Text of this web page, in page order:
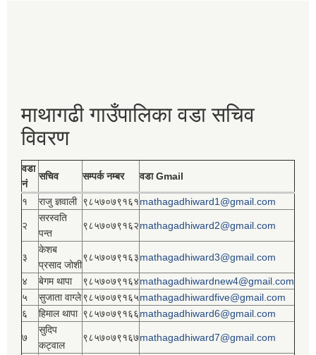
माथागढी गाउँपालिका वडा सचिव
विवरण
वडा
नं
सचिव सम्पर्क नम्बर वडा Gmail
१ राजु ज्ञवाली ९८५७०७९१६१mathagadhiward1@gmail.com
२
सरस्वति
पन्त
९८५७०७९१६२mathagadhiward2@gmail.com
३
केशब
प्रसाद जोशी
९८५७०७९१६३mathagadhiward3@gmail.com
४ बेगम थापा ९८५७०७९१६४mathagadhiwardnew4@gmail.com
५
सुजाता वाग्ले९८५७०७९१६५mathagadhiwardfive@gmail.com
६
हिमाल थापा ९८५७०७९१६६mathagadhiward6@gmail.com
७
सुदिप
कट्वाल
९८५७०७९१६७mathagadhiward7@gmail.com